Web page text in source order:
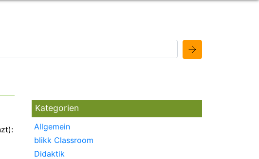
Kategorien
Allgemein
blikk Classroom
Didaktik